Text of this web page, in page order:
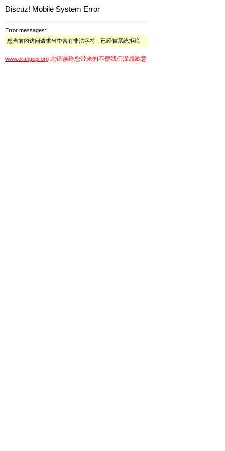
Discuz! Mobile System Error
Error messages:
您当前的访问请求当中含有非法字符，已经被系统拒绝
www.orangepi.org 此错误给您带来的不便我们深感歉意